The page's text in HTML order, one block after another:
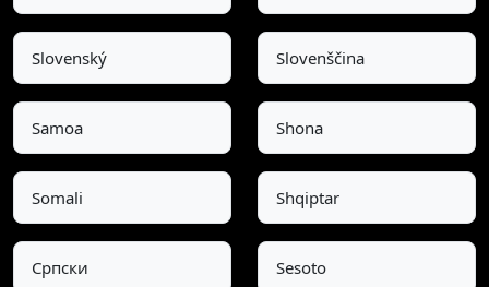
Slovenský Slovenščina
Samoa Shona
Somali Shqiptar
Српски Sesoto